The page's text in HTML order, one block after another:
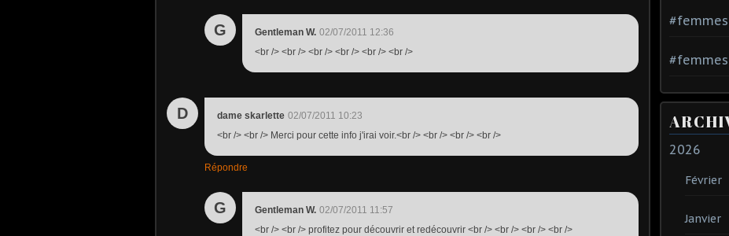
G Gentleman W. 02/07/2011 12:36
<br /> <br /> <br /> <br /> <br /> <br />
D dame skarlette 02/07/2011 10:23
<br /> <br /> Merci pour cette info j'irai voir.<br /> <br /> <br /> <br />
Répondre
G Gentleman W. 02/07/2011 11:57
<br /> <br /> profitez pour découvrir et redécouvrir <br /> <br /> <br /> <br />
2026
Février
Janvier